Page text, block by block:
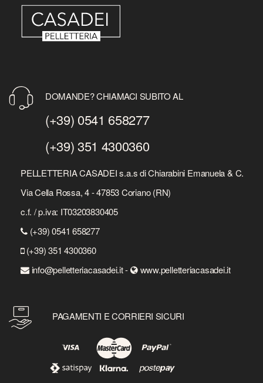
DOMANDE? CHIAMACI SUBITO AL
(+39) 0541 658277
(+39) 351 4300360
PELLETTERIA CASADEI s.a.s di Chiarabini Emanuela & C.
Via Cella Rossa, 4 - 47853 Coriano (RN)
c.f. / p.iva: IT03203830405
(+39) 0541 658277
(+39) 351 4300360
info@pelletteriacasadei.it -
www.pelletteriacasadei.it
PAGAMENTI E CORRIERI SICURI